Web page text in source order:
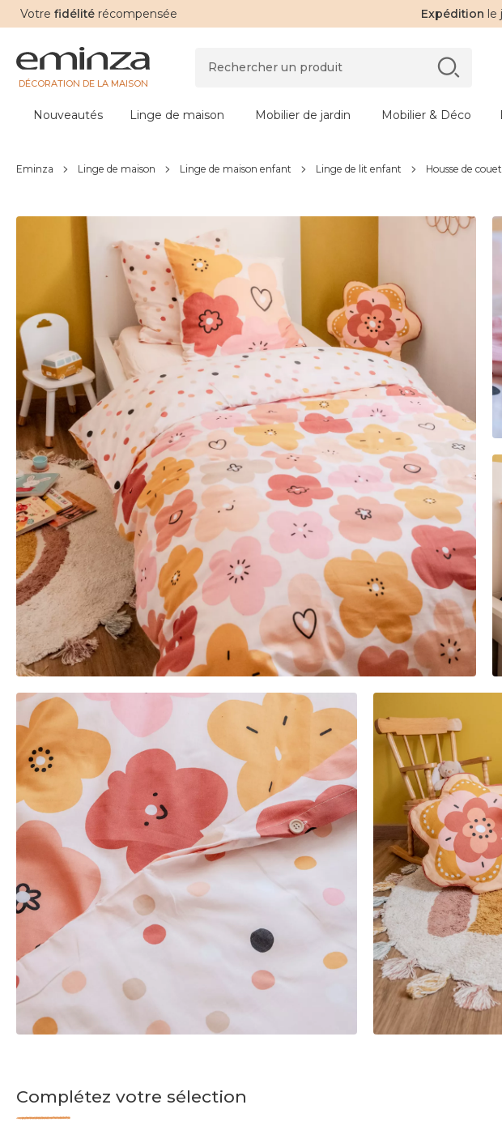
Votre fidélité récompensée Expédition le
DÉCORATION DE LA MAISON
Nouveautés Linge de maison Mobilier de jardin Mobilier & Déco
Eminza Linge de maison Linge de maison enfant Linge de lit enfant Housse de
Complétez votre sélection